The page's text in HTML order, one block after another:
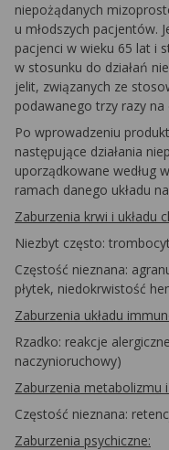
niepożądanych
u młodszych pacjentów.
pacjenci w wieku 65 lat i
w stosunku do działań
jelit, związanych ze
podawanego trzy razy na
Po wprowadzeniu
następujące działania
uporządkowane według
ramach danego układu
Zaburzenia krwi i układu
Niezbyt często:
Częstość nieznana:
płytek, niedokrwistość
Zaburzenia układu
Rzadko: reakcje
naczynioruchowy)
Zaburzenia metabolizmu
Częstość nieznana:
Zaburzenia psychiczne: